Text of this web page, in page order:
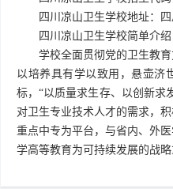
四川凉山卫生学校地址：
四川凉山卫生学校简单介绍
学校全面贯彻党的卫生教
以培养具有学以致用，悬壶济
标，“以质量求生存、以创新求
对卫生专业技术人才的需求，
重点中专为平台，与省内、外
学高等教育为可持续发展的战略